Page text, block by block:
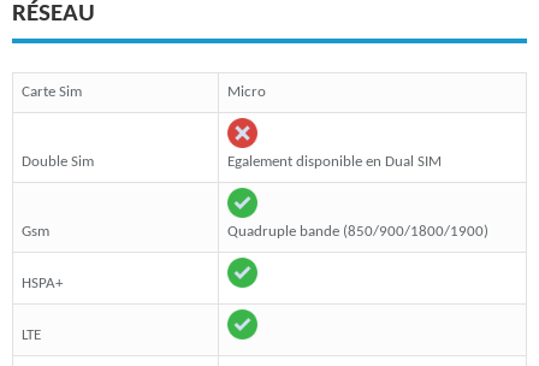
RÉSEAU
Carte Sim Micro
Double Sim Egalement disponible en Dual SIM
Gsm Quadruple bande (850/900/1800/1900)
HSPA+
LTE